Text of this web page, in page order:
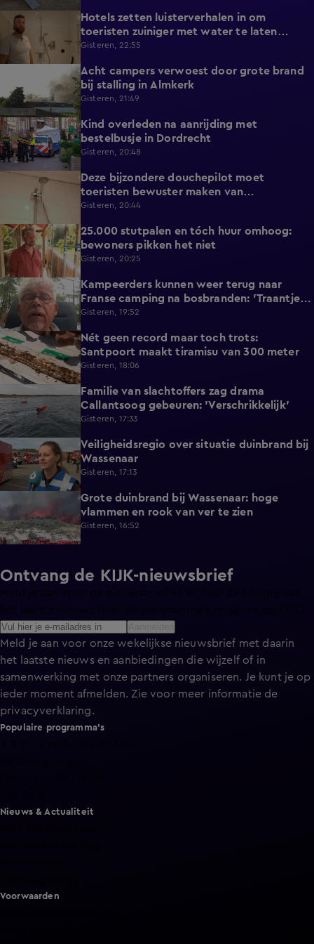
2:15
Hotels zetten luisterverhalen in om
toeristen zuiniger met water te laten
omgaan
Gisteren, 22:55
Acht campers verwoest door grote brand
bij stalling in Almkerk
Gisteren, 21:49
0:37
Kind overleden na aanrijding met
bestelbusje in Dordrecht
Gisteren, 20:48
Deze bijzondere douchepilot moet
toeristen bewuster maken van
waterverbruik
Gisteren, 20:44
1:33
25.000 stutpalen en tóch huur omhoog:
bewoners pikken het niet
Gisteren, 20:25
1:06
Kampeerders kunnen weer terug naar
Franse camping na bosbranden: 'Traantje
gelaten'
Gisteren, 19:52
1:38
Nét geen record maar toch trots:
Santpoort maakt tiramisu van 300 meter
Gisteren, 18:06
1:08
Familie van slachtoffers zag drama
Callantsoog gebeuren: 'Verschrikkelijk'
Gisteren, 17:33
0:53
Veiligheidsregio over situatie duinbrand bij
Wassenaar
Gisteren, 17:13
Grote duinbrand bij Wassenaar: hoge
vlammen en rook van ver te zien
Gisteren, 16:52
Ontvang de KIJK-nieuwsbrief
Meld je aan voor onze wekelijkse nieuwsbrief met daarin
het laatste nieuws en aanbiedingen die wijzelf of in
samenwerking met onze partners organiseren. Je kunt je op
ieder moment afmelden. Zie voor meer informatie de
privacyverklaring.
Populaire programma's
Nieuws & Actualiteit
Voorwaarden